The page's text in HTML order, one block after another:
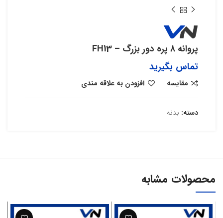
پروانه ۸ پره دور بزرگ – FH13
تماس بگیرید
مقایسه افزودن به علاقه مندی
دسته: بدنه
محصولات مشابه